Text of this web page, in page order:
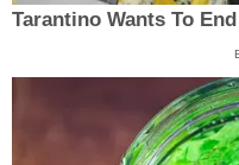
Tarantino Wants To